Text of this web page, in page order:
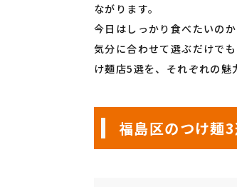
ながります。
今日はしっかり食べたいの
気分に合わせて選ぶだけで
け麺店5選を、それぞれの魅
福島区のつけ麺